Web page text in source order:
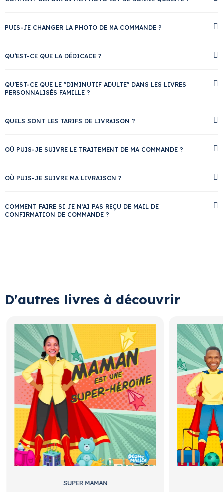
PUIS-JE CHANGER LA PHOTO DE MA COMMANDE ?
QU’EST-CE QUE LA DÉDICACE ?
QU’EST-CE QUE LE "DIMINUTIF ADULTE" DANS LES LIVRES
PERSONNALISÉS FAMILLE ?
QUELS SONT LES TARIFS DE LIVRAISON ?
OÙ PUIS-JE SUIVRE LE TRAITEMENT DE MA COMMANDE ?
OÙ PUIS-JE SUIVRE MA LIVRAISON ?
COMMENT FAIRE SI JE N’AI PAS REÇU DE MAIL DE
CONFIRMATION DE COMMANDE ?
D'autres livres à découvrir
SUPER MAMAN